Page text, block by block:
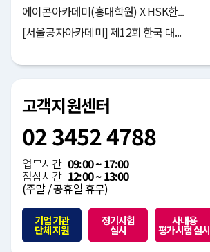
에이콘아카데미(홍대학원) X HSK한...
[서울공자아카데미] 제12회 한국 대...
고객지원센터
02 3452 4788
업무시간 09:00 ~ 17:00
점심시간 12:00 ~ 13:00
(주말 / 공휴일 휴무)
기업 기관
단체 지원
정기시험
실시
사내용
평가시험 실시